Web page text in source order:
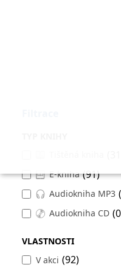
E-kniha (91)
Audiokniha MP3
Audiokniha CD
VLASTNOSTI
V akci (92)
Nezbytně